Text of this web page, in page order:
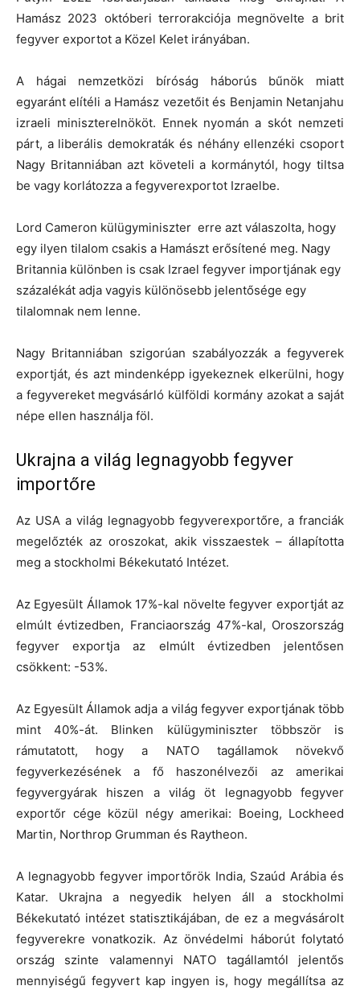
Hamász 2023 októberi terrorakciója megnövelte a brit
fegyver exportot a Közel Kelet irányában.
A hágai nemzetközi bíróság háborús bűnök miatt
egyaránt elítéli a Hamász vezetőit és Benjamin Netanjahu
izraeli miniszterelnököt. Ennek nyomán a skót nemzeti
párt, a liberális demokraták és néhány ellenzéki csoport
Nagy Britanniában azt követeli a kormánytól, hogy tiltsa
be vagy korlátozza a fegyverexportot Izraelbe.
Lord Cameron külügyminiszter erre azt válaszolta, hogy
egy ilyen tilalom csakis a Hamászt erősítené meg. Nagy
Britannia különben is csak Izrael fegyver importjának egy
százalékát adja vagyis különösebb jelentősége egy
tilalomnak nem lenne.
Nagy Britanniában szigorúan szabályozzák a fegyverek
exportját, és azt mindenképp igyekeznek elkerülni, hogy
a fegyvereket megvásárló külföldi kormány azokat a saját
népe ellen használja föl.
Ukrajna a világ legnagyobb fegyver
importőre
Az USA a világ legnagyobb fegyverexportőre, a franciák
megelőzték az oroszokat, akik visszaestek – állapította
meg a stockholmi Békekutató Intézet.
Az Egyesült Államok 17%-kal növelte fegyver exportját az
elmúlt évtizedben, Franciaország 47%-kal, Oroszország
fegyver exportja az elmúlt évtizedben jelentősen
csökkent: -53%.
Az Egyesült Államok adja a világ fegyver exportjának több
mint 40%-át. Blinken külügyminiszter többször is
rámutatott, hogy a NATO tagállamok növekvő
fegyverkezésének a fő haszonélvezői az amerikai
fegyvergyárak hiszen a világ öt legnagyobb fegyver
exportőr cége közül négy amerikai: Boeing, Lockheed
Martin, Northrop Grumman és Raytheon.
A legnagyobb fegyver importőrök India, Szaúd Arábia és
Katar. Ukrajna a negyedik helyen áll a stockholmi
Békekutató intézet statisztikájában, de ez a megvásárolt
fegyverekre vonatkozik. Az önvédelmi háborút folytató
ország szinte valamennyi NATO tagállamtól jelentős
mennyiségű fegyvert kap ingyen is, hogy megállítsa az